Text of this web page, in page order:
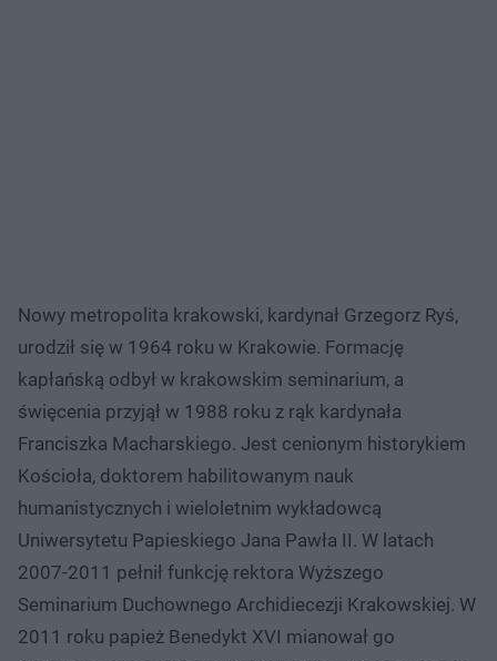
Nowy metropolita krakowski, kardynał Grzegorz Ryś,
urodził się w 1964 roku w Krakowie. Formację
kapłańską odbył w krakowskim seminarium, a
święcenia przyjął w 1988 roku z rąk kardynała
Franciszka Macharskiego. Jest cenionym historykiem
Kościoła, doktorem habilitowanym nauk
humanistycznych i wieloletnim wykładowcą
Uniwersytetu Papieskiego Jana Pawła II. W latach
2007-2011 pełnił funkcję rektora Wyższego
Seminarium Duchownego Archidiecezji Krakowskiej. W
2011 roku papież Benedykt XVI mianował go